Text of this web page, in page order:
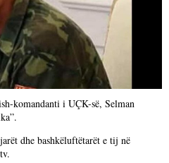
komandanti i UÇK-së, Selman
dhe bashkëluftëtarët e tij në